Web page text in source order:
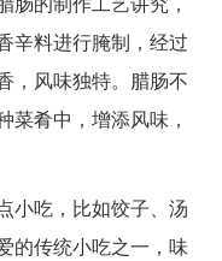
辛料进行腌制，经过
，风味独特。腊肠不
菜肴中，增添风味，
小吃，比如饺子、汤
的传统小吃之一，味